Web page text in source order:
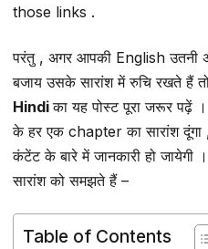
those links .
परंतु , अगर आपकी English उतनी
बजाय उसके सारांश में रुचि रखते हैं
Hindiका यह पोस्ट पूरा जरूर पढ़ें
के हर एक chapter का सारांश
कंटेंट के बारे में जानकारी हो जायेगी
सारांश को समझते हैं –
Table of Contents